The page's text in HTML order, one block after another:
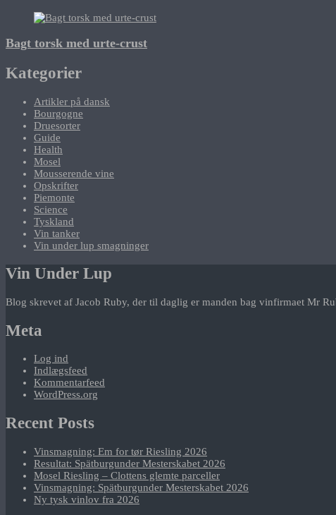
Bagt torsk med urte-crust
Kategorier
Artikler på dansk
Bourgogne
Druesorter
Guide
Health
Mosel
Mousserende vine
Opskrifter
Piemonte
Science
Tyskland
Vin tanker
Vin under lup smagninger
Vin Under Lup
Blog skrevet af Jacob Ruby, der til daglig er manden bag vinfirmaet Mr
Meta
Log ind
Indlægsfeed
Kommentarfeed
WordPress.org
Recent Posts
Vinsmagning: Em for tør Riesling 2026
Resultat: Spätburgunder Mesterskabet 2026
Mosel Riesling – Clottens glemte parceller
Vinsmagning: Spätburgunder Mesterskabet 2026
Ny tysk vinlov fra 2026